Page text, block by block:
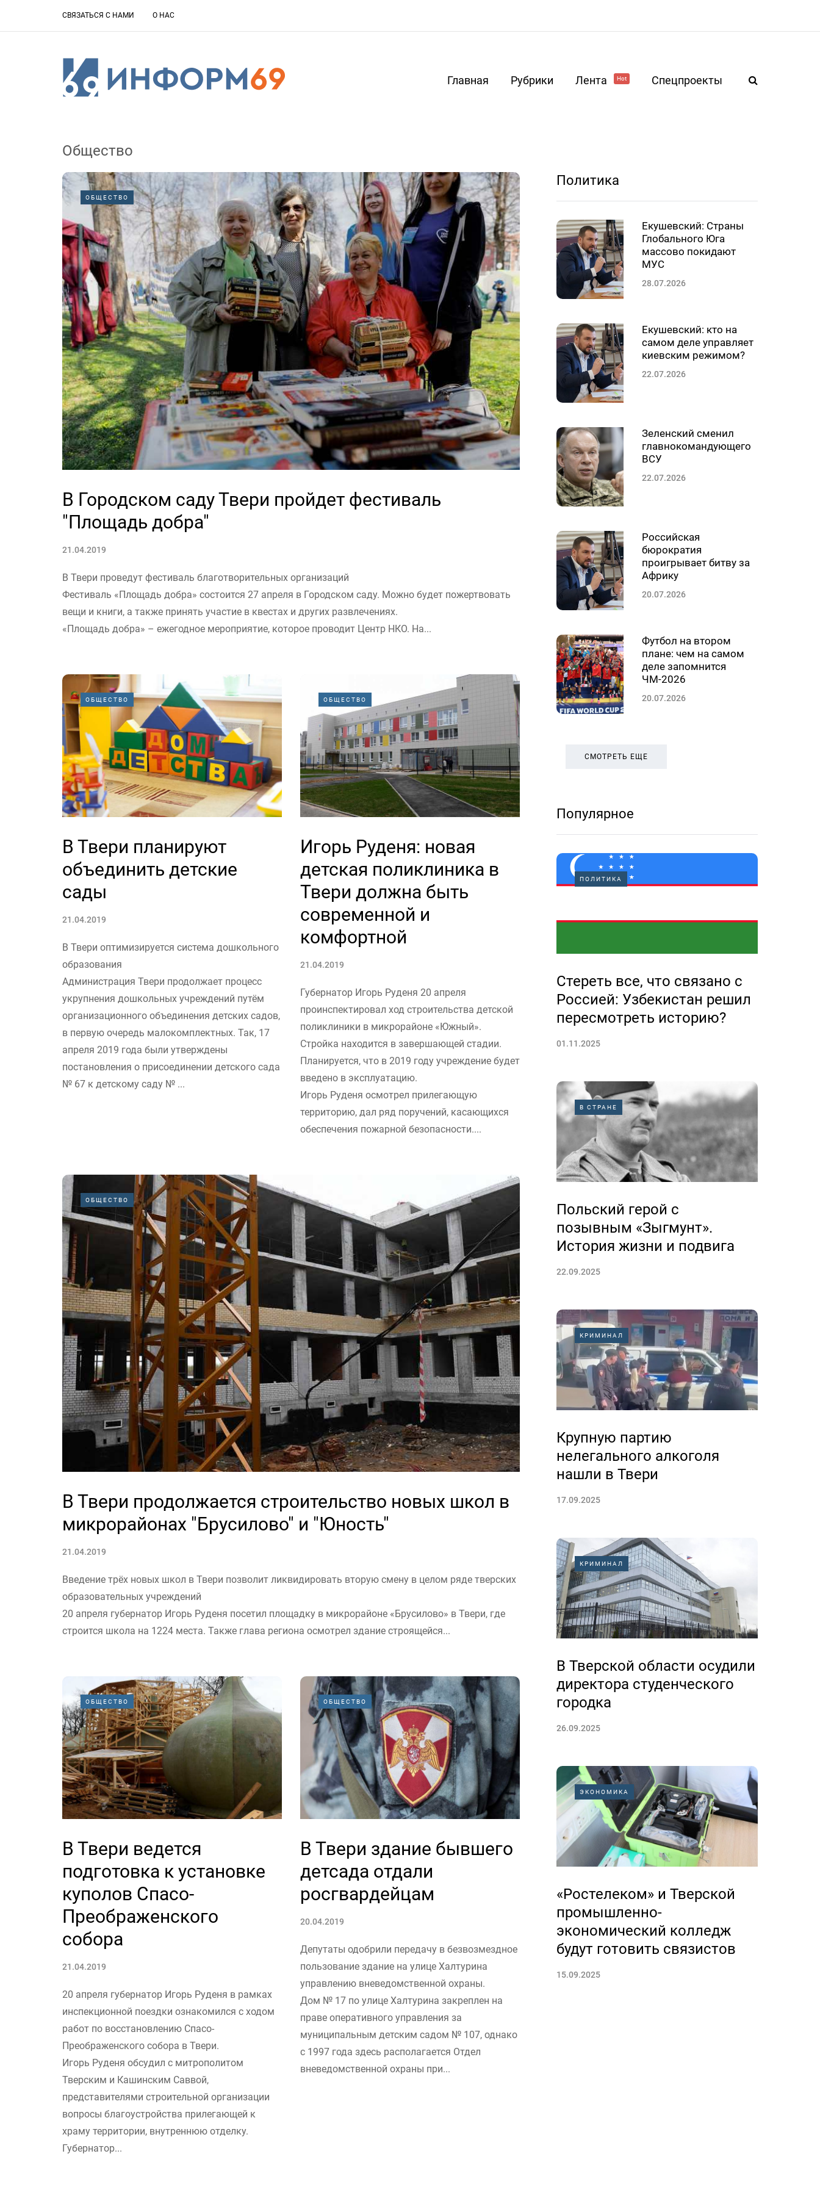
СВЯЗАТЬСЯ С НАМИ О НАС
Главная Рубрики Лента Hot Спецпроекты
Общество
ОБЩЕСТВО
В Городском саду Твери пройдет фестиваль
"Площадь добра"
21.04.2019
В Твери проведут фестиваль благотворительных организаций
Фестиваль «Площадь добра» состоится 27 апреля в Городском саду. Можно будет пожертвовать
вещи и книги, а также принять участие в квестах и других развлечениях.
«Площадь добра» – ежегодное мероприятие, которое проводит Центр НКО. На...
ОБЩЕСТВО
В Твери планируют
объединить детские
сады
21.04.2019
В Твери оптимизируется система дошкольного
образования
Администрация Твери продолжает процесс
укрупнения дошкольных учреждений путём
организационного объединения детских садов,
в первую очередь малокомплектных. Так, 17
апреля 2019 года были утверждены
постановления о присоединении детского сада
№ 67 к детскому саду № ...
ОБЩЕСТВО
Игорь Руденя: новая
детская поликлиника в
Твери должна быть
современной и
комфортной
21.04.2019
Губернатор Игорь Руденя 20 апреля
проинспектировал ход строительства детской
поликлиники в микрорайоне «Южный».
Стройка находится в завершающей стадии.
Планируется, что в 2019 году учреждение будет
введено в эксплуатацию.
Игорь Руденя осмотрел прилегающую
территорию, дал ряд поручений, касающихся
обеспечения пожарной безопасности....
ОБЩЕСТВО
В Твери продолжается строительство новых школ в
микрорайонах "Брусилово" и "Юность"
21.04.2019
Введение трёх новых школ в Твери позволит ликвидировать вторую смену в целом ряде тверских
образовательных учреждений
20 апреля губернатор Игорь Руденя посетил площадку в микрорайоне «Брусилово» в Твери, где
строится школа на 1224 места. Также глава региона осмотрел здание строящейся...
ОБЩЕСТВО
В Твери ведется
подготовка к установке
куполов Спасо-
Преображенского
собора
21.04.2019
20 апреля губернатор Игорь Руденя в рамках
инспекционной поездки ознакомился с ходом
работ по восстановлению Спасо-
Преображенского собора в Твери.
Игорь Руденя обсудил с митрополитом
Тверским и Кашинским Саввой,
представителями строительной организации
вопросы благоустройства прилегающей к
храму территории, внутреннюю отделку.
Губернатор...
ОБЩЕСТВО
В Твери здание бывшего
детсада отдали
росгвардейцам
20.04.2019
Депутаты одобрили передачу в безвозмездное
пользование здание на улице Халтурина
управлению вневедомственной охраны.
Дом № 17 по улице Халтурина закреплен на
праве оперативного управления за
муниципальным детским садом № 107, однако
с 1997 года здесь располагается Отдел
вневедомственной охраны при...
Политика
Екушевский: Страны
Глобального Юга
массово покидают
МУС
28.07.2026
Екушевский: кто на
самом деле управляет
киевским режимом?
22.07.2026
Зеленский сменил
главнокомандующего
ВСУ
22.07.2026
Российская
бюрократия
проигрывает битву за
Африку
20.07.2026
Футбол на втором
плане: чем на самом
деле запомнится
ЧМ-2026
20.07.2026
СМОТРЕТЬ ЕЩЕ
Популярное
ПОЛИТИКА
Стереть все, что связано с
Россией: Узбекистан решил
пересмотреть историю?
01.11.2025
В СТРАНЕ
Польский герой с
позывным «Зыгмунт».
История жизни и подвига
22.09.2025
КРИМИНАЛ
Крупную партию
нелегального алкоголя
нашли в Твери
17.09.2025
КРИМИНАЛ
В Тверской области осудили
директора студенческого
городка
26.09.2025
ЭКОНОМИКА
«Ростелеком» и Тверской
промышленно-
экономический колледж
будут готовить связистов
15.09.2025